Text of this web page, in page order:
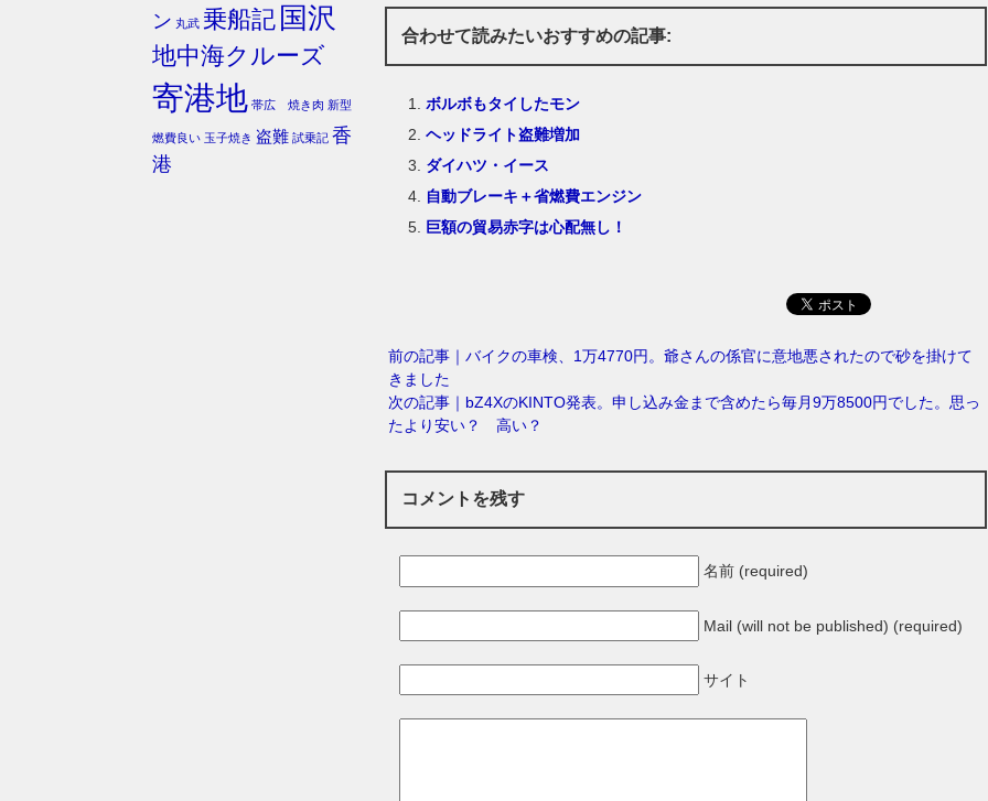
合わせて読みたいおすすめの記事:
ボルボもタイしたモン
ヘッドライト盗難増加
ダイハツ・イース
自動ブレーキ＋省燃費エンジン
巨額の貿易赤字は心配無し！
前の記事｜バイクの車検、1万4770円。爺さんの係官に意地悪されたので砂を掛けて
きました
次の記事｜bZ4XのKINTO発表。申し込み金まで含めたら毎月9万8500円でした。思っ
たより安い？ 高い？
コメントを残す
名前 (required)
Mail (will not be published) (required)
サイト
ン 丸武 乗船記 国沢
地中海クルーズ
寄港地 帯広 焼き肉 新型
燃費良い 玉子焼き 盗難 試乗記 香
港